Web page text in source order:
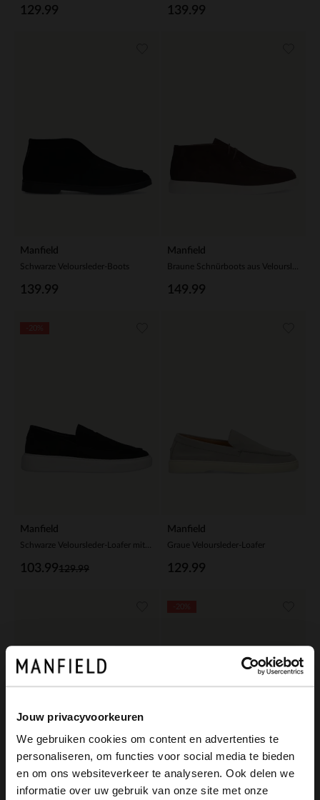
Jouw privacyvoorkeuren
We gebruiken cookies om content en advertenties te
personaliseren, om functies voor social media te bieden
en om ons websiteverkeer te analyseren. Ook delen we
informatie over uw gebruik van onze site met onze
129.99 139.99
Manfield
Schwarze Veloursleder-Boots
139.99
Manfield
149.99
Manfield
129.99
103.99
Manfield
Graue Veloursleder-Loafer
129.99
×
View this website in English?